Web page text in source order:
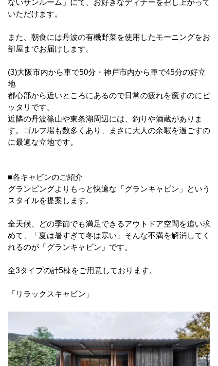
ないサンルーム」にて、お好きなディナーを召し上がって
いただけます。
また、朝食には丹波の有機野菜を使用したモーニングをお
部屋までお届けします。
(3)大阪市内から車で50分・神戸市内から車で45分の好立
地
都心部から近いところにあるので日常の疲れを癒すのにピ
ッタリです。
近隣の丹波篠山や東条湖周辺には、釣りや酒蔵がありま
す。ゴルフ場も数多くあり、まさに大人の余暇を過ごすの
に最適な立地です。
■各キャビンのご紹介
グランピングよりもっと快適な「グランキャビン」という
スタイルを提案します。
全天候、どの季節でも満足できるアウトドア空間を追い求
めて、「夏は暑すぎて冬は寒い」そんな不満を解消してく
れるのが「グランキャビン」です。
全3タイプの計5棟をご用意しております。
「リラックスキャビン」